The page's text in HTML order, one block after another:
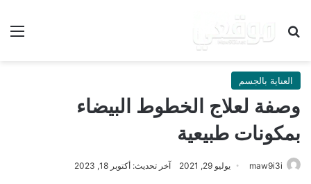
بحث عن
العناية بالجسم
وصفة لعلاج الخطوط البيضاء
بمكونات طبيعية
maw9i3i يوليو 29, 2021 آخر تحديث: أكتوبر 18, 2023